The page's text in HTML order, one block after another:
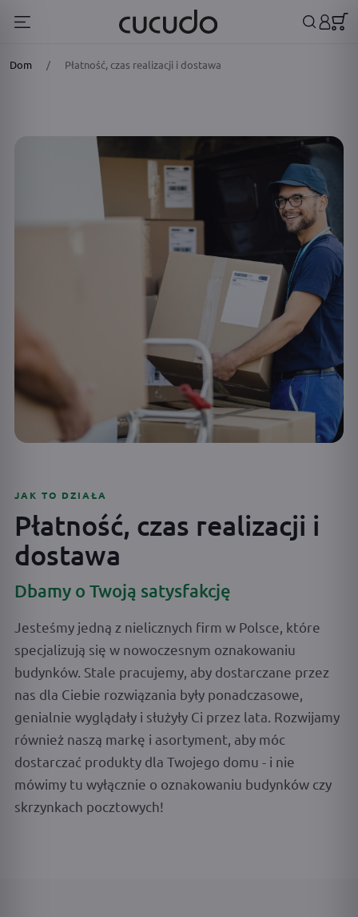
Dom / Płatność, czas realizacji i dostawa
JAK TO DZIAŁA
Płatność, czas realizacji i
dostawa
Dbamy o Twoją satysfakcję
Jesteśmy jedną z nielicznych firm w Polsce, które
specjalizują się w nowoczesnym oznakowaniu
budynków. Stale pracujemy, aby dostarczane przez
nas dla Ciebie rozwiązania były ponadczasowe,
genialnie wyglądały i służyły Ci przez lata. Rozwijamy
również naszą markę i asortyment, aby móc
dostarczać produkty dla Twojego domu - i nie
mówimy tu wyłącznie o oznakowaniu budynków czy
skrzynkach pocztowych!